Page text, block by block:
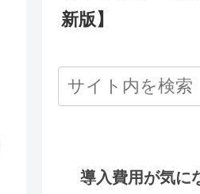
新版】
導入費用が気に